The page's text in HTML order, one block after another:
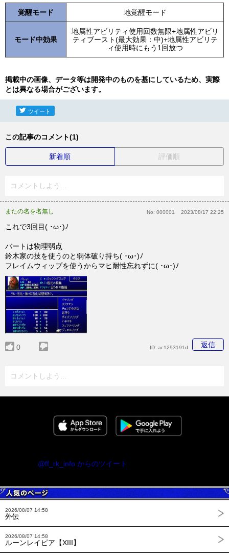
覚醒モード 地覚醒モード
モード中効果
地属性アビリティ使用回数無限+地属性アビリ
ティブースト(最大効果：中)+地属性アビリテ
ィ使用時にもう1回放つ
掲載中の画像、データ等は開発中のものを基にしているため、実際
とは異なる場合がございます。
ツイート
この記事のコメント(1)
新着順 評価順
コメントしよう...
またの名を名無し No: 000001 2023/08/17 22:25
これで3回目( ･ω･)ﾉ
バートは物理弱点
鈴木家の技を使うのと弱体破り持ち( ･ω･)ﾉ
フレイムウィップを使うからマヒ耐性忘れずに( ･ω･)ﾉ
0 返信
ID: ac1293191d
コメントしよう...
@ff_rk_info からのツイート
2026/08/07 14:58
外伝
2026/08/07 14:58
ルーンレイピア【XIII】